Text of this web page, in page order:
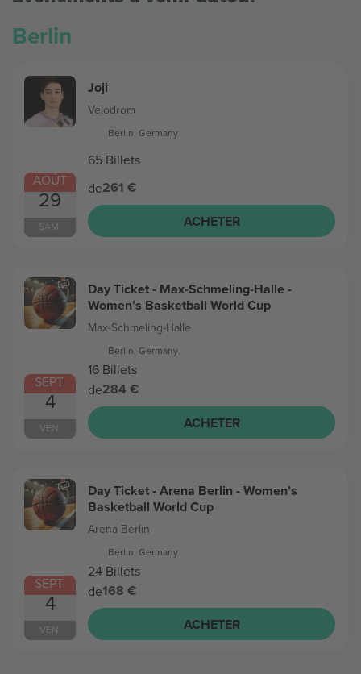
Berlin
AOÛT
29
SAM.
Joji
Velodrom
Berlin, Germany
65 Billets
de261 €
ACHETER
SEPT.
4
VEN.
Day Ticket - Max-Schmeling-Halle -
Women’s Basketball World Cup
Max-Schmeling-Halle
Berlin, Germany
16 Billets
de284 €
ACHETER
SEPT.
4
VEN.
Day Ticket - Arena Berlin - Women’s
Basketball World Cup
Arena Berlin
Berlin, Germany
24 Billets
de168 €
ACHETER